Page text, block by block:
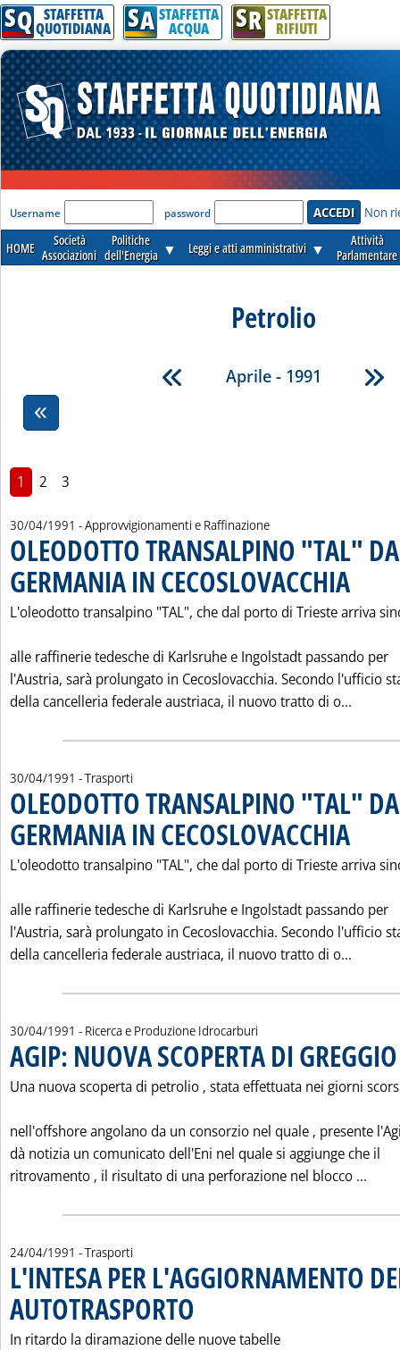
SQ STAFFETTA
QUOTIDIANA SA STAFFETTA
ACQUA SR STAFFETTA
RIFIUTI
'Modulo Login per accedere'
Username password Non
HOME
Società
Associazioni
Politiche
dell'Energia ▼ Leggi e atti amministrativi ▼
Attività
Parlamentare
Petrolio
Aprile - 1991
1 2 3
30/04/1991 - Approvvigionamenti e Raffinazione
OLEODOTTO TRANSALPINO "TAL"
GERMANIA IN CECOSLOVACCHIA
L'oleodotto transalpino "TAL", che dal porto di Trieste arriva
alle raffinerie tedesche di Karlsruhe e Ingolstadt passando per
l'Austria, sarà prolungato in Cecoslovacchia. Secondo l'ufficio
della cancelleria federale austriaca, il nuovo tratto di o...
30/04/1991 - Trasporti
OLEODOTTO TRANSALPINO "TAL"
GERMANIA IN CECOSLOVACCHIA
L'oleodotto transalpino "TAL", che dal porto di Trieste arriva
alle raffinerie tedesche di Karlsruhe e Ingolstadt passando per
l'Austria, sarà prolungato in Cecoslovacchia. Secondo l'ufficio
della cancelleria federale austriaca, il nuovo tratto di o...
30/04/1991 - Ricerca e Produzione Idrocarburi
AGIP: NUOVA SCOPERTA DI
Una nuova scoperta di petrolio ‚ stata effettuata nei giorni
nell'offshore angolano da un consorzio nel quale ‚ presente
dà notizia un comunicato dell'Eni nel quale si aggiunge che il
ritrovamento ‚ il risultato di una perforazione nel blocco ...
24/04/1991 - Trasporti
L'INTESA PER L'AGGIORNAMENTO
AUTOTRASPORTO
In ritardo la diramazione delle nuove tabelle